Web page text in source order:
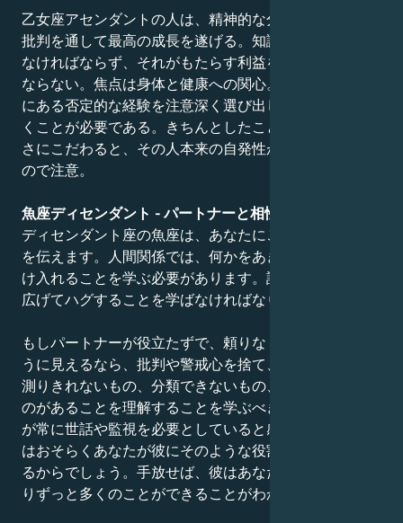
乙女座アセンダントの人は、精神的な分析、識別、自己
批判を通して最高の成長を遂げる。知識の応用は適切で
なければならず、それがもたらす利益を考慮しなければ
ならない。焦点は身体と健康への関心。その人の心の中
にある否定的な経験を注意深く選び出し、それを取り除
くことが必要である。きちんとしたこと、正確さ、完璧
さにこだわると、その人本来の自発性が失われてしまう
ので注意。
魚座ディセンダント - パートナーと相性
ディセンダント座の魚座は、あなたにこんなメッセージ
を伝えます。人間関係では、何かをあきらめ、何かを受
け入れることを学ぶ必要があります。許すこと、両手を
広げてハグすることを学ばなければなりません。
もしパートナーが役立たずで、頼りなく、元気がないよ
うに見えるなら、批判や警戒心を捨て、天と地の間には
測りきれないもの、分類できないもの、検証できないも
のがあることを理解することを学ぶべきだ。パートナー
が常に世話や監視を必要としていると感じるなら、それ
はおそらくあなたが彼にそのような役割を押し付けてい
るからでしょう。手放せば、彼はあなたが思っているよ
りずっと多くのことができることがわかるでしょう。